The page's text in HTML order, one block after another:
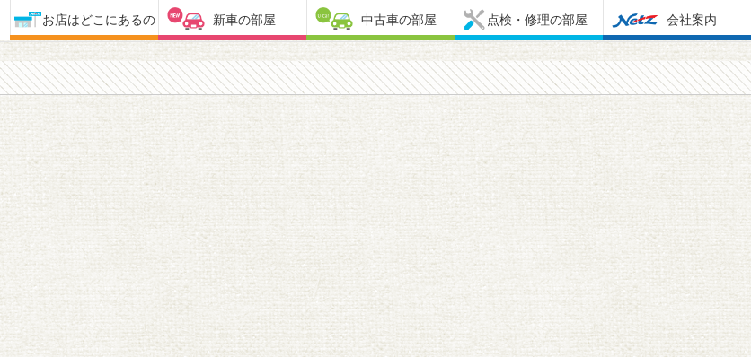
お店はどこにあるの 新車の部屋 中古車の部屋 点検・修理の部屋 会社案内